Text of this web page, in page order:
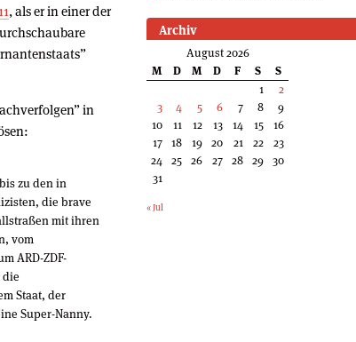
, als er in einer der
in
zu den in
die brave
mit ihren
vom
ARD-ZDF-
die
Staat, der
Super-Nanny.
Archiv
August 2026
M
D M D F S
S
1
2
3
4 5 6 7 8
9
10
11 12 13 14 15
16
17 18 19 20 21 22
23
24 25 26 27 28 29 30
31
« Jul